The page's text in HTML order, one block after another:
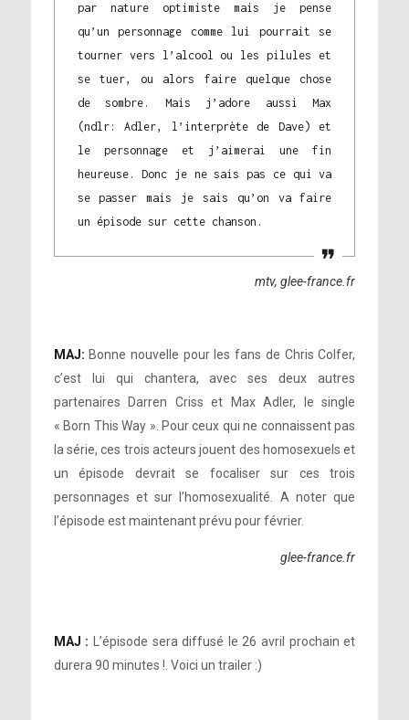
par nature optimiste mais je pense
qu’un personnage comme lui pourrait se
tourner vers l’alcool ou les pilules et
se tuer, ou alors faire quelque chose
de sombre. Mais j’adore aussi Max
(ndlr: Adler, l’interprète de Dave) et
le personnage et j’aimerai une fin
heureuse. Donc je ne sais pas ce qui va
se passer mais je sais qu’on va faire
un épisode sur cette chanson.
mtv, glee-france.fr
MAJ: Bonne nouvelle pour les fans de Chris Colfer,
c’est lui qui chantera, avec ses deux autres
partenaires Darren Criss et Max Adler, le single
« Born This Way ». Pour ceux qui ne connaissent pas
la série, ces trois acteurs jouent des homosexuels et
un épisode devrait se focaliser sur ces trois
personnages et sur l’homosexualité. A noter que
l’épisode est maintenant prévu pour février.
glee-france.fr
MAJ : L’épisode sera diffusé le 26 avril prochain et
durera 90 minutes !. Voici un trailer :)